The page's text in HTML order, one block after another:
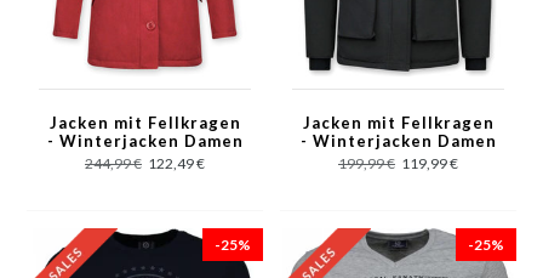
Jacken mit Fellkragen
- Winterjacken Damen
Lange - Rot
244,99 € 122,49 €
Jacken mit Fellkragen
- Winterjacken Damen
Lange - Schwarz
199,99 € 119,99 €
-25% -25%